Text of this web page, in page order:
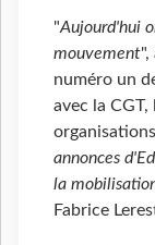
"Aujourd'hui
mouvement",
numéro un
avec la
annonces
la
Fabrice